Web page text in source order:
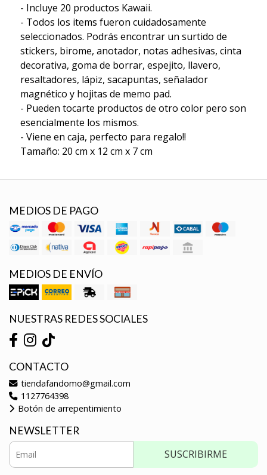
- Incluye 20 productos Kawaii.
- Todos los items fueron cuidadosamente
seleccionados. Podrás encontrar un surtido de
stickers, birome, anotador, notas adhesivas, cinta
decorativa, goma de borrar, espejito, llavero,
resaltadores, lápiz, sacapuntas, señalador
magnético y hojitas de memo pad.
- Pueden tocarte productos de otro color pero son
esencialmente los mismos.
- Viene en caja, perfecto para regalo!!
Tamaño: 20 cm x 12 cm x 7 cm
MEDIOS DE PAGO
MEDIOS DE ENVÍO
NUESTRAS REDES SOCIALES
CONTACTO
tiendafandomo@gmail.com
1127764398
Botón de arrepentimiento
NEWSLETTER
SUSCRIBIRME